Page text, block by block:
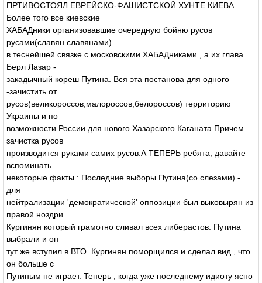
ПРТИВОСТОЯЛ ЕВРЕЙСКО-ФАШИСТСКОЙ ХУНТЕ КИЕВА.
Более того все киевские
ХАБАДники организовавшие очередную бойню русов
русами(славян славянами) .
в теснейшей связке с московскими ХАБАДниками , а их глава
Берл Лазар -
закадычный кореш Путина. Вся эта постанова для одного
-зачистить от
русов(великороссов,малороссов,белороссов) территорию
Украины и по
возможности России для нового Хазарского Каганата.Причем
зачистка русов
производится руками самих русов.А ТЕПЕРЬ ребята, давайте
вспоминать
некоторые факты : Последние выборы Путина(со слезами) -
для
нейтрализации 'демократической' оппозиции был выковырян из
правой ноздри
Кургинян который грамотно сливал всех либерастов. Путина
выбрали и он
тут же вступил в ВТО. Кургинян поморщился и сделал вид , что
он больше с
Путиным не играет. Теперь , когда уже последнему идиоту ясно